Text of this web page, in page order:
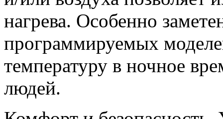
нагрева. Особенно
программируемых
температуру в ночное
людей.